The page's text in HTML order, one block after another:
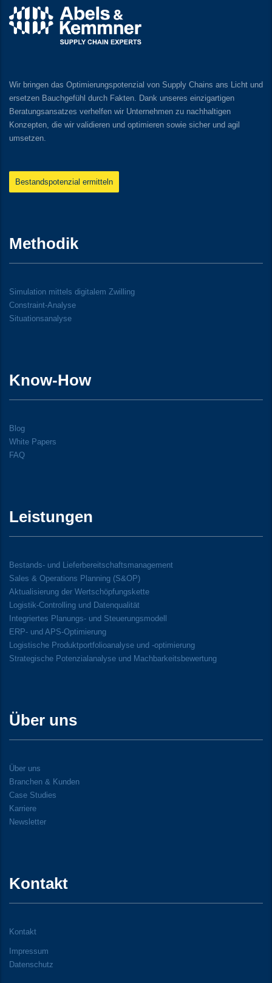
Wir bringen das Optimierungspotenzial von Supply Chains ans Licht und
ersetzen Bauchgefühl durch Fakten. Dank unseres einzigartigen
Beratungsansatzes verhelfen wir Unternehmen zu nachhaltigen
Konzepten, die wir validieren und optimieren sowie sicher und agil
umsetzen.
Bestandspotenzial ermitteln
Methodik
Simulation mittels digitalem Zwilling
Constraint-Analyse
Situationsanalyse
Know-How
Blog
White Papers
FAQ
Leistungen
Bestands- und Lieferbereitschaftsmanagement
Sales & Operations Planning (S&OP)
Aktualisierung der Wertschöpfungskette
Logistik-Controlling und Datenqualität
Integriertes Planungs- und Steuerungsmodell
ERP- und APS-Optimierung
Logistische Produktportfolioanalyse und -optimierung
Strategische Potenzialanalyse und Machbarkeitsbewertung
Über uns
Über uns
Branchen & Kunden
Case Studies
Karriere
Newsletter
Kontakt
Kontakt
Impressum
Datenschutz